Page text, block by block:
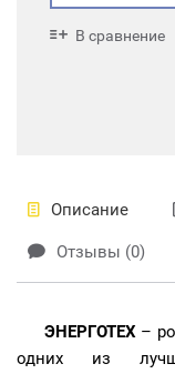
В сравнение
Описание
Отзывы (0)
ЭНЕРГОТЕХ–
одних из